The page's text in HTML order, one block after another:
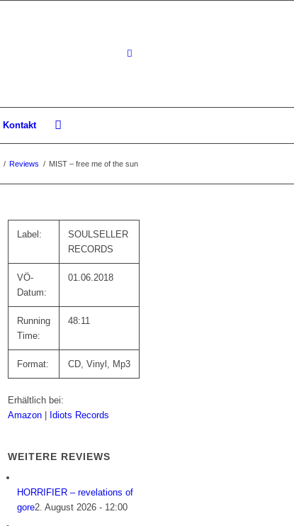
Kontakt
/ Reviews / MIST – free me of the sun
Label:
SOULSELLER
RECORDS
VÖ-
Datum:
01.06.2018
Running
Time:
48:11
Format: CD, Vinyl, Mp3
Erhältlich bei:
Amazon
Idiots Records
WEITERE REVIEWS
HORRIFIER – revelations of
gore2. August 2026 - 12:00